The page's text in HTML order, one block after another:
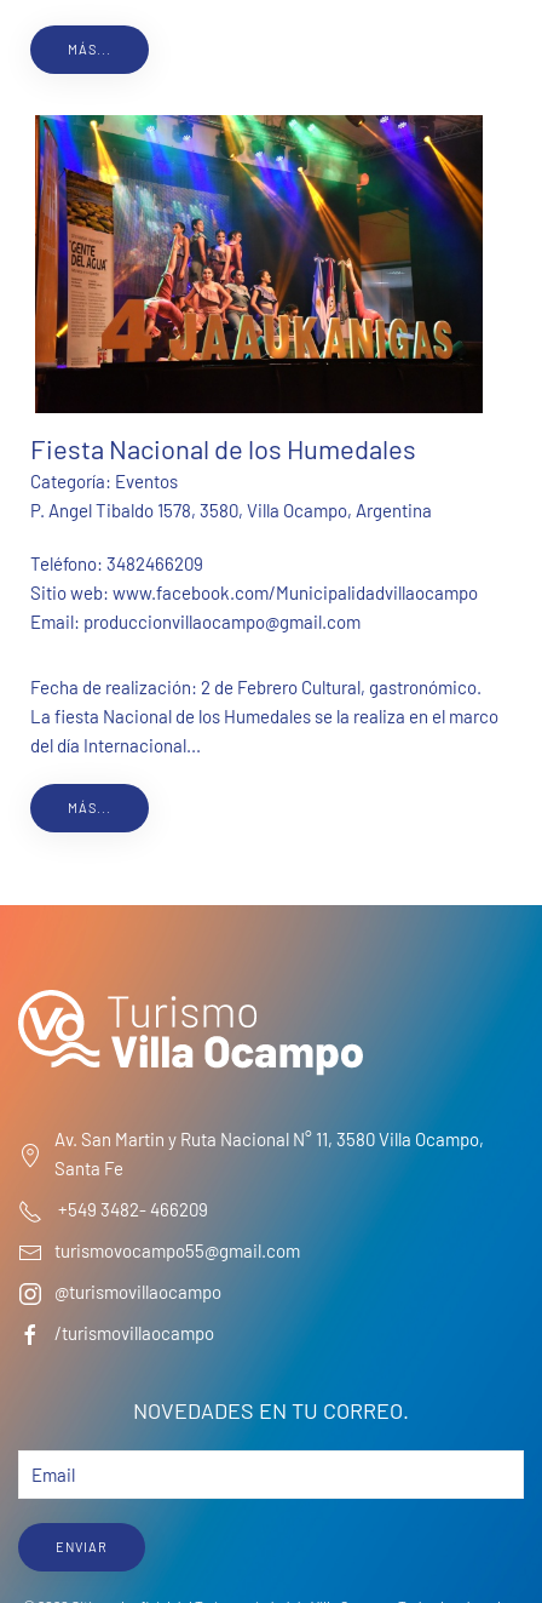
MÁS...
Fiesta Nacional de los Humedales
Categoría: Eventos
P. Angel Tibaldo 1578, 3580, Villa Ocampo, Argentina
Teléfono: 3482466209
Sitio web: www.facebook.com/Municipalidadvillaocampo
Email: produccionvillaocampo@gmail.com
Fecha de realización: 2 de Febrero Cultural, gastronómico.
La fiesta Nacional de los Humedales se la realiza en el marco
del día Internacional...
MÁS...
Av. San Martin y Ruta Nacional N° 11, 3580 Villa Ocampo,
Santa Fe
+549 3482- 466209
turismovocampo55@gmail.com
@turismovillaocampo
/turismovillaocampo
NOVEDADES EN TU CORREO.
ENVIAR